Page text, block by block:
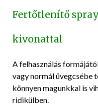
Fertőtlenítő
kivonattal
A felhasználás
vagy normál üvegcsébe
könnyen magunkkal is
ridikülben.